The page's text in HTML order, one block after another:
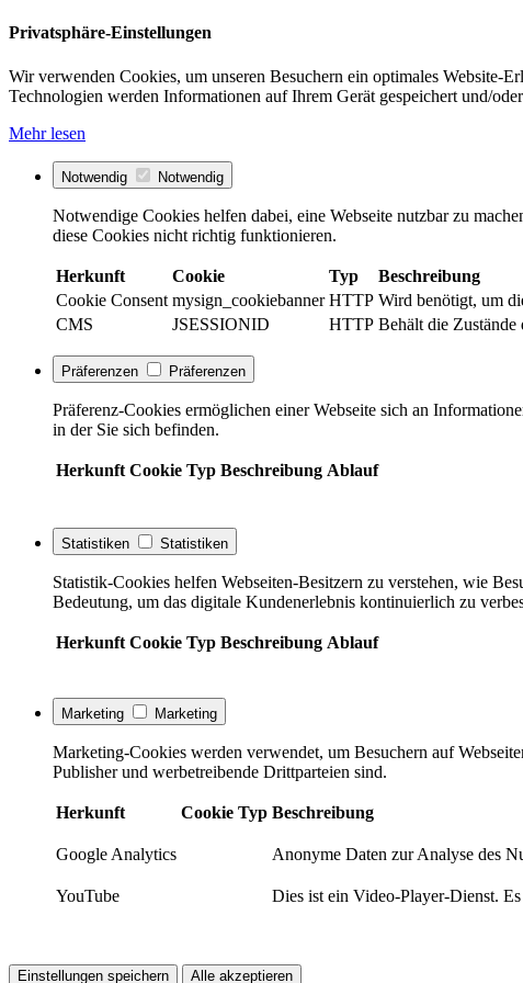
Privatsphäre-Einstellungen
Wir verwenden Cookies, um unseren Besuchern ein optimales Website-
Technologien werden Informationen auf Ihrem Gerät gespeichert und/
Mehr lesen
Notwendig Notwendig
Notwendige Cookies helfen dabei, eine Webseite nutzbar zu
diese Cookies nicht richtig funktionieren.
Herkunft Cookie Typ Beschreibung
Cookie Consent mysign_cookiebanner HTTP Wird benötigt, um
CMS
JSESSIONID HTTP Behält die Zustände
Präferenzen Präferenzen
Präferenz-Cookies ermöglichen einer Webseite sich an
in der Sie sich befinden.
Herkunft Cookie Typ Beschreibung Ablauf
Statistiken Statistiken
Statistik-Cookies helfen Webseiten-Besitzern zu verstehen, wie
Bedeutung, um das digitale Kundenerlebnis kontinuierlich zu
Herkunft Cookie Typ Beschreibung Ablauf
Marketing Marketing
Marketing-Cookies werden verwendet, um Besuchern auf
Publisher und werbetreibende Drittparteien sind.
Herkunft Cookie Typ Beschreibung
Google Analytics Anonyme Daten zur Analyse des
YouTube Dies ist ein Video-Player-Dienst.
Einstellungen speichern Alle akzeptieren